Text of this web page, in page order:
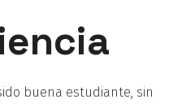
buena estudiante, sin